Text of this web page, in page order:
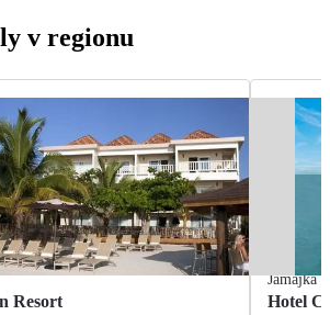
v regionu
Resort
Jamajka
Hotel